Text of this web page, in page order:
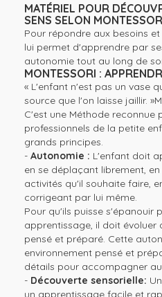
MATÉRIEL POUR
SENS SELON
Pour répondre aux besoins
lui permet d'apprendre par
autonomie tout au long de
MONTESSORI :
« L'enfant n'est pas un vase
source que l'on laisse jaillir.
C'est une Méthode reconnue
professionnels de la petite
grands principes.
- Autonomie : L'enfant doit
en se déplaçant librement,
activités qu'il souhaite faire,
corrigeant par lui même.
Pour qu'ils puisse s'épanouir
apprentissage, il doit évoluer
pensé et préparé. Cette
environnement pensé et
détails pour accompagner
- Découverte sensorielle:
un apprentissage facile et